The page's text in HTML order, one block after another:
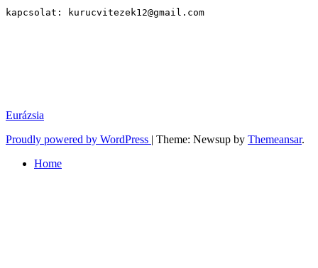
kapcsolat: kurucvitezek12@gmail.com
Eurázsia
Proudly powered by WordPress | Theme: Newsup by Themeansar.
Home